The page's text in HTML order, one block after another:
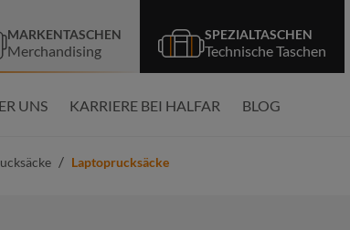
springen
MARKENTASCHEN
Merchandising
SPEZIALTASCHEN
Technische Taschen
UNS KARRIERE BEI HALFAR BLOG
/ Laptoprucksäcke